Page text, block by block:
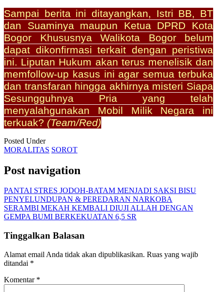
Sampai berita ini ditayangkan, Istri BB, BT
dan Suaminya maupun Ketua DPRD Kota
Bogor Khususnya Walikota Bogor belum
dapat dikonfirmasi terkait dengan peristiwa
ini. Liputan Hukum akan terus menelisik dan
memfollow-up kasus ini agar semua terbuka
dan transfaran hingga akhirnya misteri Siapa
Sesungguhnya Pria yang telah
menyalahgunakan Mobil Milik Negara ini
terkuak? (Team/Red)
Posted Under
MORALITAS SOROT
Post navigation
PANTAI STRES JODOH-BATAM MENJADI SAKSI BISU
PENYELUNDUPAN & PEREDARAN NARKOBA
SERAMBI MEKAH KEMBALI DIUJI ALLAH DENGAN
GEMPA BUMI BERKEKUATAN 6,5 SR
Tinggalkan Balasan
Alamat email Anda tidak akan dipublikasikan. Ruas yang wajib
ditandai *
Komentar *